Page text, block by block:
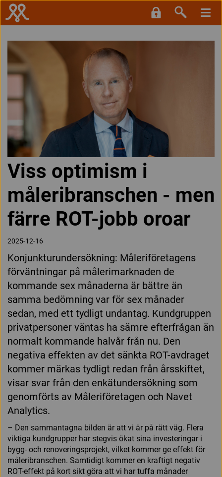
Viss optimism i
måleribranschen - men
färre ROT-jobb oroar
2025-12-16
Konjunkturundersökning: Måleriföretagens
förväntningar på målerimarknaden de
kommande sex månaderna är bättre än
samma bedömning var för sex månader
sedan, med ett tydligt undantag. Kundgruppen
privatpersoner väntas ha sämre efterfrågan än
normalt kommande halvår från nu. Den
negativa effekten av det sänkta ROT-avdraget
kommer märkas tydligt redan från årsskiftet,
visar svar från den enkätundersökning som
genomförts av Måleriföretagen och Navet
Analytics.
– Den sammantagna bilden är att vi är på rätt väg. Flera
viktiga kundgrupper har stegvis ökat sina investeringar i
bygg- och renoveringsprojekt, vilket kommer ge effekt för
måleribranschen. Samtidigt kommer en kraftigt negativ
ROT-effekt på kort sikt göra att vi har tuffa månader